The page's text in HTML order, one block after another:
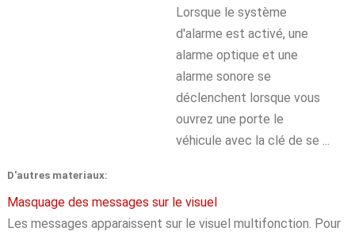
Lorsque le système
d'alarme est activé, une
alarme optique et une
alarme sonore se
déclenchent lorsque vous
ouvrez une porte le
véhicule avec la clé de se ...
D'autres materiaux:
Masquage des messages sur le visuel
Les messages apparaissent sur le visuel multifonction. Pour